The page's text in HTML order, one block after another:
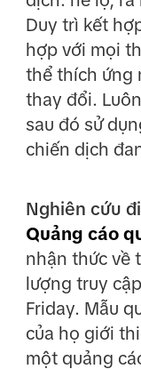
Duy trì kết
hợp với mọi
thể thích ứng
thay đổi.
sau đó sử
chiến dịch
Nghiên cứu
Quảng cáo
nhận thức về
lượng truy
Friday. Mẫu
của họ giới
một quảng